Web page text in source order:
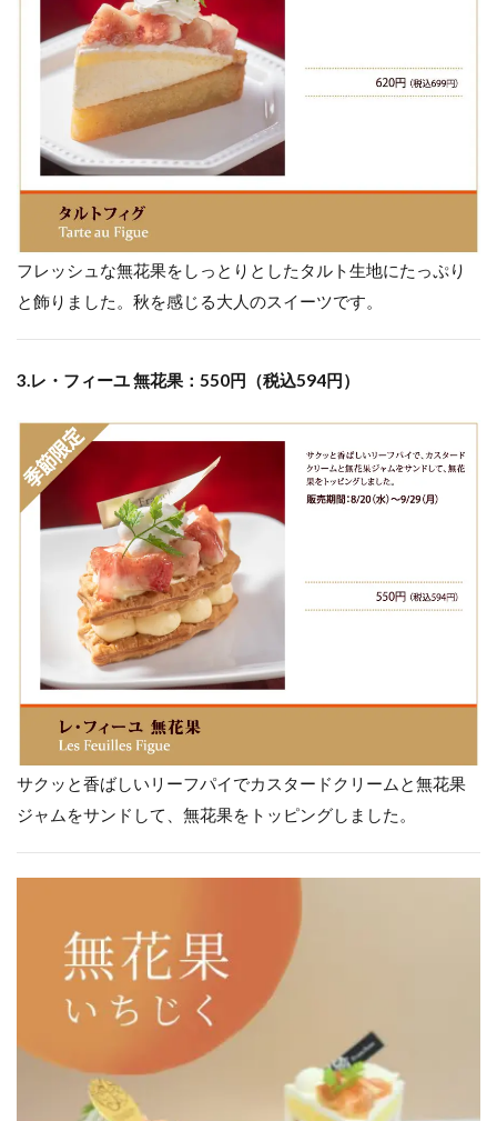
フレッシュな無花果をしっとりとしたタルト生地にたっぷり
と飾りました。秋を感じる大人のスイーツです。
3.レ・フィーユ 無花果：550円（税込594円）
サクッと香ばしいリーフパイでカスタードクリームと無花果
ジャムをサンドして、無花果をトッピングしました。